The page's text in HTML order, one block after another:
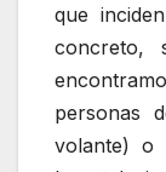
que
concreto,
personas
volante) o